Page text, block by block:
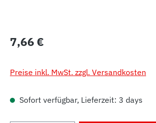
Regulärer Preis:
7,66 €
Preise inkl. MwSt. zzgl. Versandkosten
Sofort verfügbar, Lieferzeit: 3 days